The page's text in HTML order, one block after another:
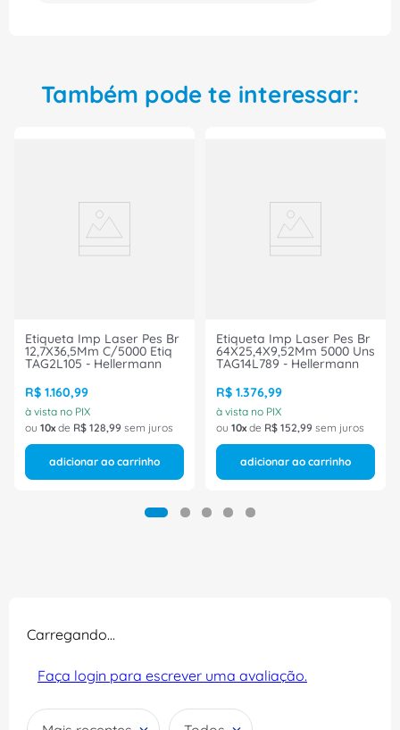
Também pode te interessar:
Etiqueta Imp Laser Pes Br
12,7X36,5Mm C/5000 Etiq
TAG2L105 - Hellermann
R$ 1.160,99
à vista no PIX
ou 10 de R$ 128,99 sem juros
adicionar ao carrinho
Etiqueta Imp Laser Pes Br
64X25,4X9,52Mm 5000 Uns
TAG14L789 - Hellermann
R$ 1.376,99
à vista no PIX
ou 10 de R$ 152,99 sem juros
adicionar ao carrinho
Carregando…
Faça login para escrever uma avaliação.